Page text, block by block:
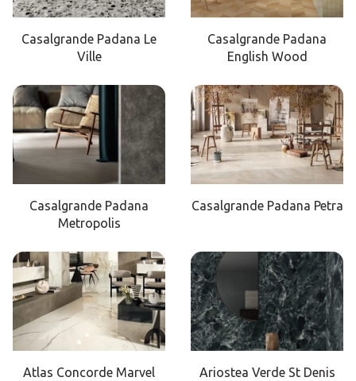
Casalgrande Padana Le
Ville
Casalgrande Padana
English Wood
Casalgrande Padana
Metropolis
Casalgrande Padana Petra
Atlas Concorde Marvel
Ariostea Verde St Denis